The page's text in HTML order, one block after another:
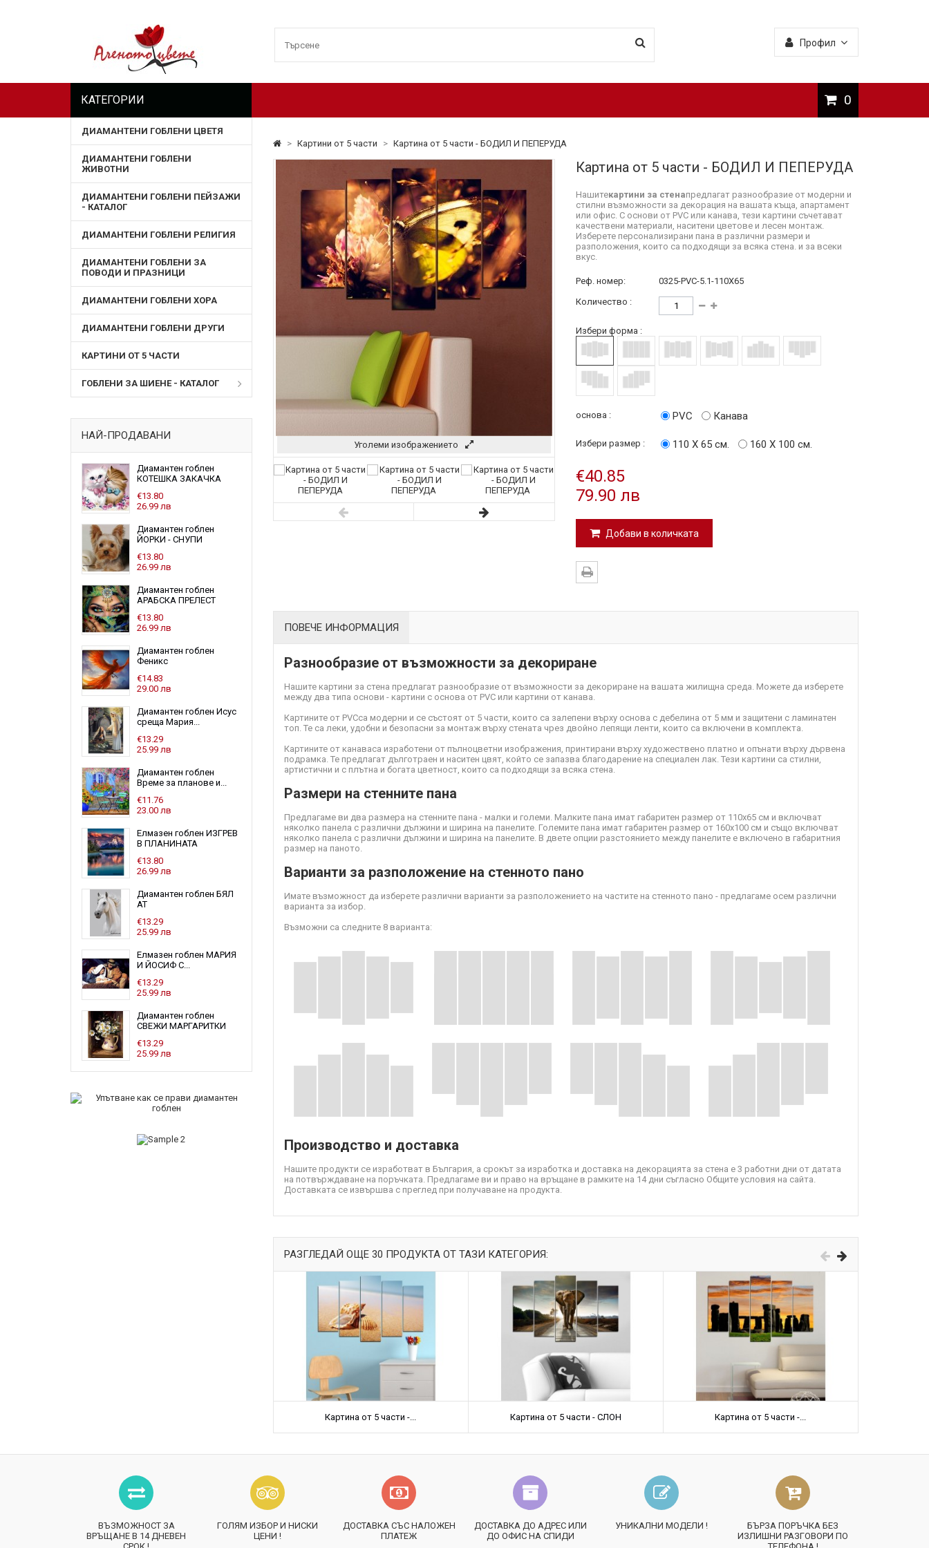
Профил
0
КАТЕГОРИИ
ДИАМАНТЕНИ ГОБЛЕНИ ЦВЕТЯ
ДИАМАНТЕНИ ГОБЛЕНИ
ЖИВОТНИ
ДИАМАНТЕНИ ГОБЛЕНИ ПЕЙЗАЖИ
- КАТАЛОГ
ДИАМАНТЕНИ ГОБЛЕНИ РЕЛИГИЯ
ДИАМАНТЕНИ ГОБЛЕНИ ЗА
ПОВОДИ И ПРАЗНИЦИ
ДИАМАНТЕНИ ГОБЛЕНИ ХОРА
ДИАМАНТЕНИ ГОБЛЕНИ ДРУГИ
КАРТИНИ ОТ 5 ЧАСТИ
ГОБЛЕНИ ЗА ШИЕНЕ - КАТАЛОГ
НАЙ-ПРОДАВАНИ
Диамантен гоблен
КОТЕШКА ЗАКАЧКА
€13.80
26.99 лв
Диамантен гоблен
ЙОРКИ - СНУПИ
€13.80
26.99 лв
Диамантен гоблен
АРАБСКА ПРЕЛЕСТ
€13.80
26.99 лв
Диамантен гоблен
Феникс
€14.83
29.00 лв
Диамантен гоблен Исус
среща Мария...
€13.29
25.99 лв
Диамантен гоблен
Време за планове и...
€11.76
23.00 лв
Елмазен гоблен ИЗГРЕВ
В ПЛАНИНАТА
€13.80
26.99 лв
Диамантен гоблен БЯЛ
АТ
€13.29
25.99 лв
Елмазен гоблен МАРИЯ
И ЙОСИФ С...
€13.29
25.99 лв
Диамантен гоблен
СВЕЖИ МАРГАРИТКИ
€13.29
25.99 лв
> Картини от 5 части > Картина от 5 части - БОДИЛ И ПЕПЕРУДА
Уголеми изображението
Картина от 5 части - БОДИЛ И ПЕПЕРУДА
Нашитекартини за стенапредлагат разнообразие от модерни и
стилни възможности за декорация на вашата къща, апартамент
или офис. С основи от PVC или канава, тези картини съчетават
качествени материали, наситени цветове и лесен монтаж.
Изберете персонализирани пана в различни размери и
разположения, които са подходящи за всяка стена. и за всеки
вкус.
Реф. номер:
0325-PVC-5.1-110X65
Количество :
Избери форма :
основа : PVC Канава
Избери размер : 110 Х 65 см. 160 Х 100 см.
€40.85
79.90 лв
Добави в количката
ПОВЕЧЕ ИНФОРМАЦИЯ
Разнообразие от възможности за декориране
Нашите картини за стена предлагат разнообразие от възможности за декориране на вашата жилищна среда. Можете да изберете
между два типа основи - картини с основа от PVC или картини от канава.
Картините от PVCса модерни и се състоят от 5 части, които са залепени върху основа с дебелина от 5 мм и защитени с ламинатен
топ. Те са леки, удобни и безопасни за монтаж върху стената чрез двойно лепящи ленти, които са включени в комплекта.
Картините от канаваса изработени от пълноцветни изображения, принтирани върху художествено платно и опънати върху дървена
подрамка. Те предлагат дълготраен и наситен цвят, който се запазва благодарение на специален лак. Тези картини са стилни,
артистични и с плътна и богата цветност, които са подходящи за всяка стена.
Размери на стенните пана
Предлагаме ви два размера на стенните пана - малки и големи. Малките пана имат габаритен размер от 110х65 см и включват
няколко панела с различни дължини и ширина на панелите. Големите пана имат габаритен размер от 160х100 см и също включват
няколко панела с различни дължини и ширина на панелите. В двете опции разстоянието между панелите е включено в габаритния
размер на паното.
Варианти за разположение на стенното пано
Имате възможност да изберете различни варианти за разположението на частите на стенното пано - предлагаме осем различни
варианта за избор.
Възможни са следните 8 варианта:
Производство и доставка
Нашите продукти се изработват в България, а срокът за изработка и доставка на декорацията за стена е 3 работни дни от датата
на потвърждаване на поръчката. Предлагаме ви и право на връщане в рамките на 14 дни съгласно Общите условия на сайта.
Доставката се извършва с преглед при получаване на продукта.
РАЗГЛЕДАЙ ОЩЕ 30 ПРОДУКТА ОТ ТАЗИ КАТЕГОРИЯ:
Картина от 5 части -... Картина от 5 части - СЛОН Картина от 5 части -...
ВЪЗМОЖНОСТ ЗА
ВРЪЩАНЕ В 14 ДНЕВЕН
ГОЛЯМ ИЗБОР И НИСКИ
ЦЕНИ !
ДОСТАВКА СЪС НАЛОЖЕН
ПЛАТЕЖ
ДОСТАВКА ДО АДРЕС ИЛИ
ДО ОФИС НА СПИДИ
УНИКАЛНИ МОДЕЛИ !
БЪРЗА ПОРЪЧКА БЕЗ
ИЗЛИШНИ РАЗГОВОРИ ПО